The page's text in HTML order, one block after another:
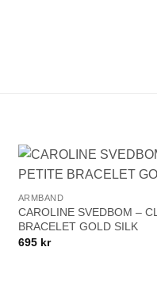
+
ARMBAND
CAROLINE SVEDBOM –
BRACELET GOLD SILK
695 kr